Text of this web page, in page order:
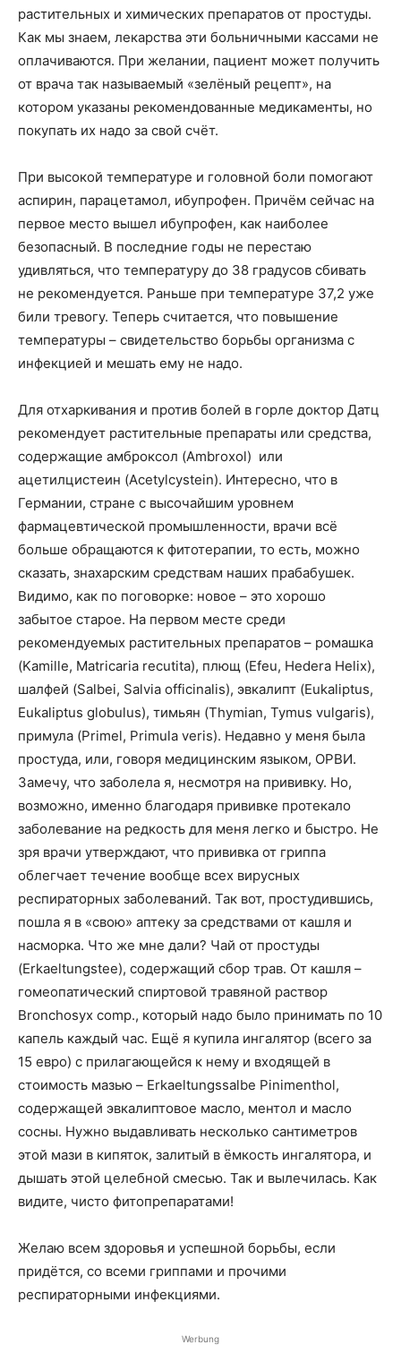
растительных и химических препаратов от простуды.
Как мы знаем, лекарства эти больничными кассами не
оплачиваются. При желании, пациент может получить
от врача так называемый «зелёный рецепт», на
котором указаны рекомендованные медикаменты, но
покупать их надо за свой счёт.
При высокой температуре и головной боли помогают
аспирин, парацетамол, ибупрофен. Причём сейчас на
первое место вышел ибупрофен, как наиболее
безопасный. В последние годы не перестаю
удивляться, что температуру до 38 градусов сбивать
не рекомендуется. Раньше при температуре 37,2 уже
били тревогу. Теперь считается, что повышение
температуры – свидетельство борьбы организма с
инфекцией и мешать ему не надо.
Для отхаркивания и против болей в горле доктор Датц
рекомендует растительные препараты или средства,
содержащие амброксол (Ambroxol) или
ацетилцистеин (Acetylcystein). Интересно, что в
Германии, стране с высочайшим уровнем
фармацевтической промышленности, врачи всё
больше обращаются к фитотерапии, то есть, можно
сказать, знахарским средствам наших прабабушек.
Видимо, как по поговорке: новое – это хорошо
забытое старое. На первом месте среди
рекомендуемых растительных препаратов – ромашка
(Kamille, Matricaria recutita), плющ (Efeu, Hedera Helix),
шалфей (Salbei, Salvia officinalis), эвкалипт (Eukaliptus,
Eukaliptus globulus), тимьян (Thymian, Tymus vulgaris),
примула (Primel, Primula veris). Недавно у меня была
простуда, или, говоря медицинским языком, ОРВИ.
Замечу, что заболела я, несмотря на прививку. Но,
возможно, именно благодаря прививке протекало
заболевание на редкость для меня легко и быстро. Не
зря врачи утверждают, что прививка от гриппа
облегчает течение вообще всех вирусных
респираторных заболеваний. Так вот, простудившись,
пошла я в «свою» аптеку за средствами от кашля и
насморка. Что же мне дали? Чай от простуды
(Erkaeltungstee), содержащий сбор трав. От кашля –
гомеопатический спиртовой травяной раствор
Bronchosyx comp., который надо было принимать по 10
капель каждый час. Ещё я купила ингалятор (всего за
15 евро) с прилагающейся к нему и входящей в
стоимость мазью – Erkaeltungssalbe Pinimenthol,
содержащей эвкалиптовое масло, ментол и масло
сосны. Нужно выдавливать несколько сантиметров
этой мази в кипяток, залитый в ёмкость ингалятора, и
дышать этой целебной смесью. Так и вылечилась. Как
видите, чисто фитопрепаратами!
Желаю всем здоровья и успешной борьбы, если
придётся, со всеми гриппами и прочими
респираторными инфекциями.
Werbung